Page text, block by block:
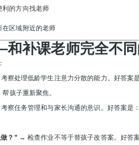
利的方向找老师
在区域附近的老师
补课老师完全不同
察处理低龄学生注意力分散的能力。好答案
孩子重新聚焦。
察任务管理和与家长沟通的意识。好答案是
做？"→ 检查作业不等于替孩子改答案。好答